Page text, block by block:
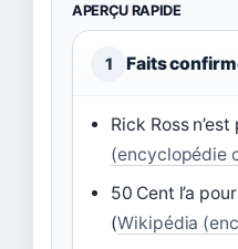
APERÇU RAPIDE
1 Faits
Rick Ross
(encyclopédie
50 Cent l’a
(Wikipédia